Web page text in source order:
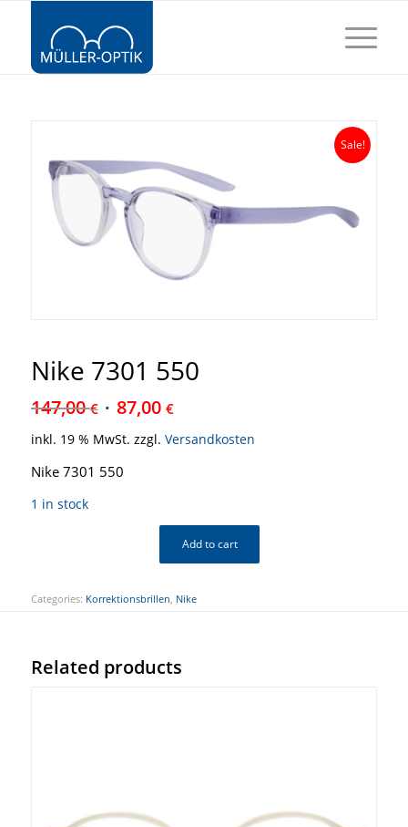
Sale!
Nike 7301 550
147,00€ 87,00 €
inkl. 19 % MwSt. zzgl. Versandkosten
Nike 7301 550
1 in stock
Add to cart
Categories: Korrektionsbrillen, Nike
Related products